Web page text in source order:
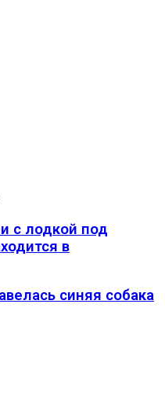
с лодкой под
в
синяя собака